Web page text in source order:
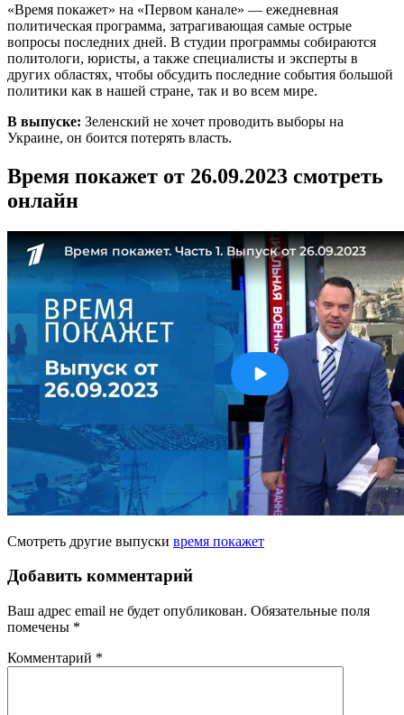
«Время покажет» на «Первом канале» — ежедневная
политическая программа, затрагивающая самые острые
вопросы последних дней. В студии программы собираются
политологи, юристы, а также специалисты и эксперты в
других областях, чтобы обсудить последние события большой
политики как в нашей стране, так и во всем мире.
В выпуске: Зеленский не хочет проводить выборы на
Украине, он боится потерять власть.
Время покажет от 26.09.2023 смотреть
онлайн
Смотреть другие выпуски время покажет
Добавить комментарий
Ваш адрес email не будет опубликован. Обязательные поля
помечены *
Комментарий *